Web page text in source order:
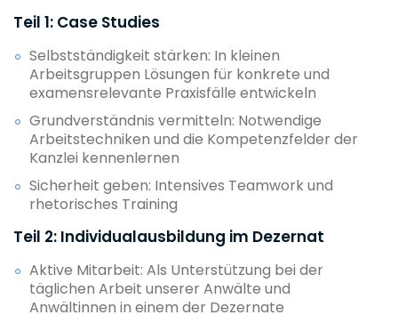
Teil 1: Case Studies
Selbstständigkeit stärken: In kleinen
Arbeitsgruppen Lösungen für konkrete und
examensrelevante Praxisfälle entwickeln
Grundverständnis vermitteln: Notwendige
Arbeitstechniken und die Kompetenzfelder der
Kanzlei kennenlernen
Sicherheit geben: Intensives Teamwork und
rhetorisches Training
Teil 2: Individualausbildung im Dezernat
Aktive Mitarbeit: Als Unterstützung bei der
täglichen Arbeit unserer Anwälte und
Anwältinnen in einem der Dezernate